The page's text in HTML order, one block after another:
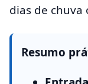
dias de chuva
Resumo